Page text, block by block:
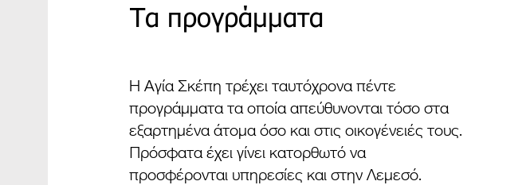
Τα προγράμματα
Η Αγία Σκέπη τρέχει ταυτόχρονα πέντε
προγράμματα τα οποία απεύθυνονται τόσο στα
εξαρτημένα άτομα όσο και στις οικογένειές τους.
Πρόσφατα έχει γίνει κατορθωτό να
προσφέρονται υπηρεσίες και στην Λεμεσό.